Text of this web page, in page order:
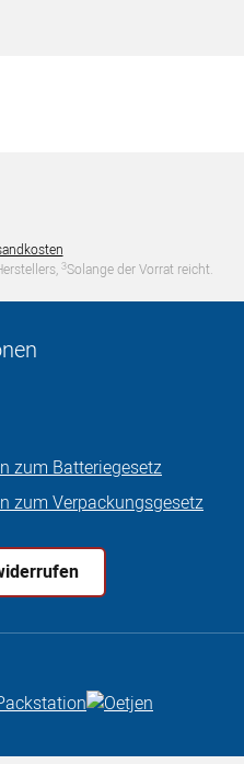
3Solange der Vorrat reicht.
zum Batteriegesetz
zum Verpackungsgesetz